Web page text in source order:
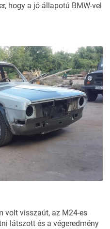
hogy a jó állapotú BMW-vel
volt visszaút, az M24-es
látszott és a végeredmény